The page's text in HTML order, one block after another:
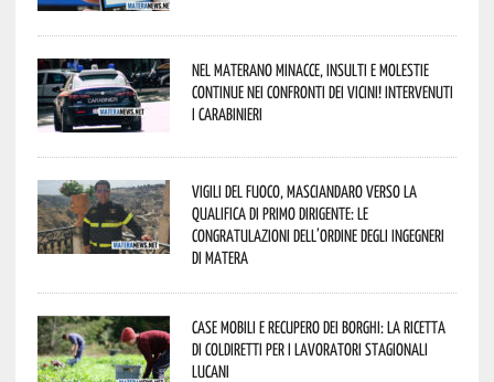
Nel materano minacce, insulti e molestie
continue nei confronti dei vicini! Intervenuti
i Carabinieri
Vigili del Fuoco, Masciandaro verso la
qualifica di Primo Dirigente: le
congratulazioni dell’Ordine degli Ingegneri
di Matera
Case mobili e recupero dei borghi: la ricetta
di Coldiretti per i lavoratori stagionali
lucani